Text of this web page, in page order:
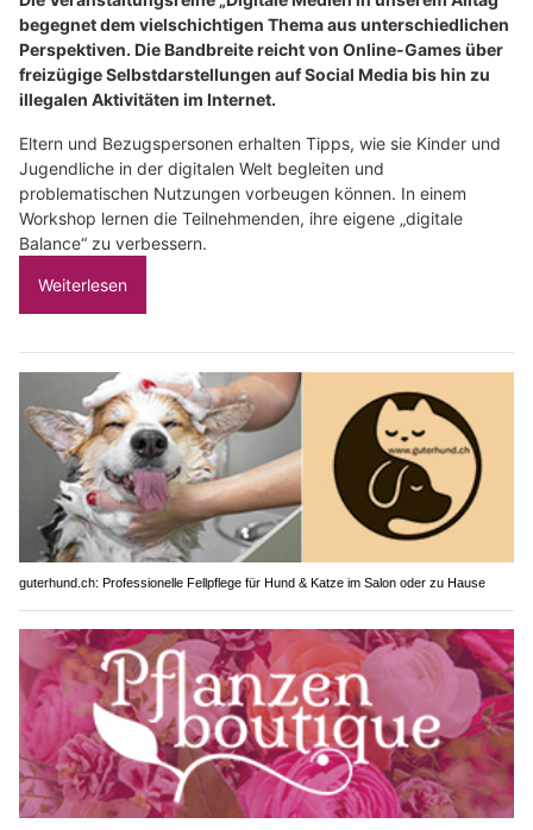
begegnet dem vielschichtigen Thema aus unterschiedlichen
Perspektiven. Die Bandbreite reicht von Online-Games über
freizügige Selbstdarstellungen auf Social Media bis hin zu
illegalen Aktivitäten im Internet.
Eltern und Bezugspersonen erhalten Tipps, wie sie Kinder und
Jugendliche in der digitalen Welt begleiten und
problematischen Nutzungen vorbeugen können. In einem
Workshop lernen die Teilnehmenden, ihre eigene „digitale
Balance“ zu verbessern.
Weiterlesen
guterhund.ch: Professionelle Fellpflege für Hund & Katze im Salon oder zu Hause